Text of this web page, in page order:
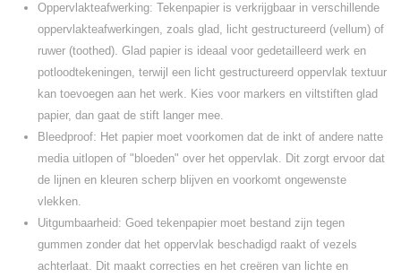
Oppervlakteafwerking: Tekenpapier is verkrijgbaar in verschillende
oppervlakteafwerkingen, zoals glad, licht gestructureerd (vellum) of
ruwer (toothed). Glad papier is ideaal voor gedetailleerd werk en
potloodtekeningen, terwijl een licht gestructureerd oppervlak textuur
kan toevoegen aan het werk. Kies voor markers en viltstiften glad
papier, dan gaat de stift langer mee.
Bleedproof: Het papier moet voorkomen dat de inkt of andere natte
media uitlopen of "bloeden" over het oppervlak. Dit zorgt ervoor dat
de lijnen en kleuren scherp blijven en voorkomt ongewenste
vlekken.
Uitgumbaarheid: Goed tekenpapier moet bestand zijn tegen
gummen zonder dat het oppervlak beschadigd raakt of vezels
achterlaat. Dit maakt correcties en het creëren van lichte en